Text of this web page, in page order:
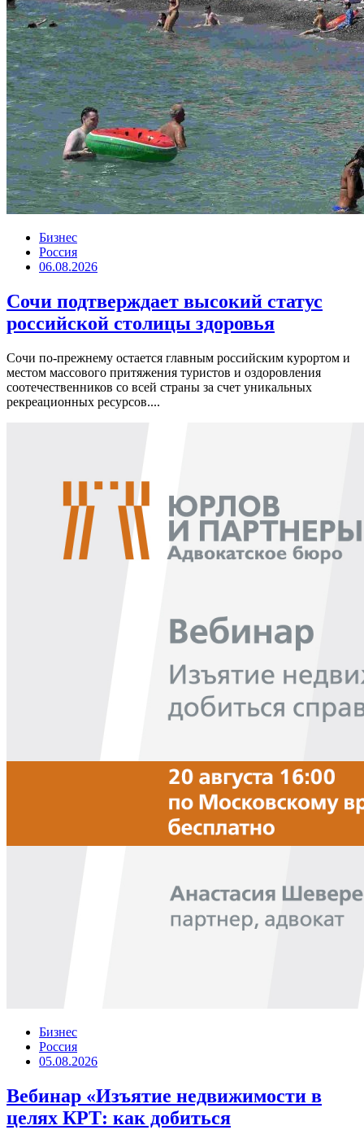
Бизнес
Россия
06.08.2026
Сочи подтверждает высокий статус
российской столицы здоровья
Сочи по-прежнему остается главным российским курортом и
местом массового притяжения туристов и оздоровления
соотечественников со всей страны за счет уникальных
рекреационных ресурсов....
Бизнес
Россия
05.08.2026
Вебинар «Изъятие недвижимости в
целях КРТ: как добиться